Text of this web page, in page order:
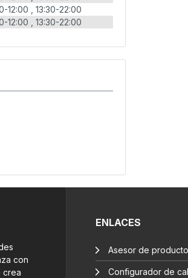
12:00
13:30-22:00
12:00 13:30-22:00
con
crea
ENLACES
Asesor de
Configurador de